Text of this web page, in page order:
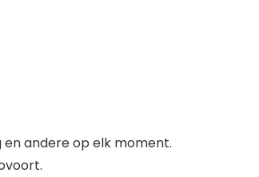
en andere op elk moment.